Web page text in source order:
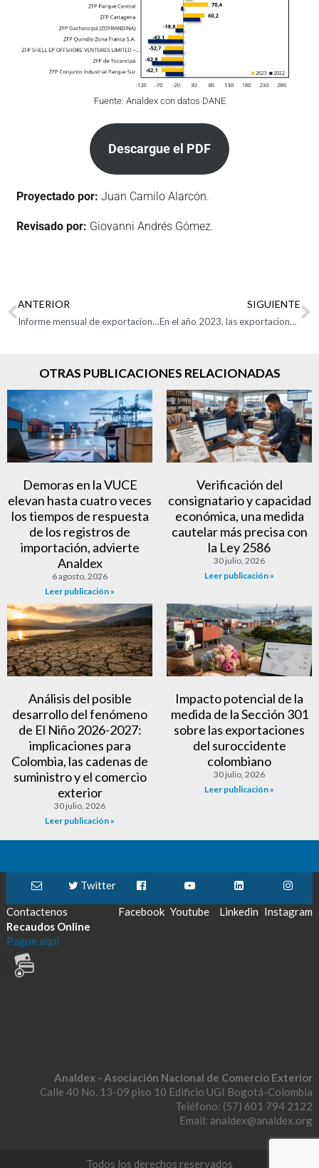
Fuente: Analdex con datos DANE
Descargue el PDF
Proyectado por: Juan Camilo Alarcón.
Revisado por: Giovanni Andrés Gómez.
ANTERIOR
Informe mensual de exportaciones colombianas: Noviembre de 2023
SIGUIENTE
En el año 2023, las exportaciones cayeron 12,9% frente a 2022
OTRAS PUBLICACIONES RELACIONADAS
Demoras en la VUCE
elevan hasta cuatro veces
los tiempos de respuesta
de los registros de
importación, advierte
Analdex
6 agosto, 2026
Leer publicación »
Verificación del
consignatario y capacidad
económica, una medida
cautelar más precisa con
la Ley 2586
30 julio, 2026
Leer publicación »
Análisis del posible
desarrollo del fenómeno
de El Niño 2026-2027:
implicaciones para
Colombia, las cadenas de
suministro y el comercio
exterior
30 julio, 2026
Leer publicación »
Impacto potencial de la
medida de la Sección 301
sobre las exportaciones
del suroccidente
colombiano
30 julio, 2026
Leer publicación »
Contactenos
Twitter
Facebook Youtube Linkedin Instagram
Recaudos Online
Pague aquí
Analdex - Asociación Nacional de Comercio Exterior
Calle 40 No. 13-09 piso 10 Edificio UGI Bogotá-Colombia
Teléfono: (57) 601 794 2122
Email: analdex@analdex.org
Todos los derechos reservados